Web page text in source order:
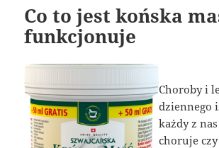
Co to jest końska
funkcjonuje
Choroby i
dziennego
każdy z
choruje czy